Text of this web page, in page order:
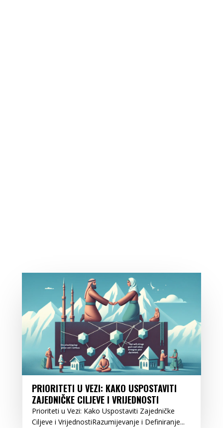
PRIORITETI U VEZI: KAKO USPOSTAVITI
ZAJEDNIČKE CILJEVE I VRIJEDNOSTI
Prioriteti u Vezi: Kako Uspostaviti Zajedničke
Ciljeve i VrijednostiRazumijevanje i Definiranje...